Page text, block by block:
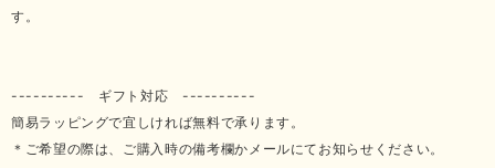
す。
---------- ギフト対応 ----------
簡易ラッピングで宜しければ無料で承ります。
＊ご希望の際は、ご購入時の備考欄かメールにてお知らせください。